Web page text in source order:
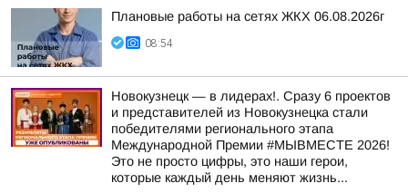
Плановые работы на сетях ЖКХ 06.08.2026г
08:54
Новокузнецк — в лидерах!. Сразу 6 проектов
и представителей из Новокузнецка стали
победителями регионального этапа
Международной Премии #МЫВМЕСТЕ 2026!
Это не просто цифры, это наши герои,
которые каждый день меняют жизнь...